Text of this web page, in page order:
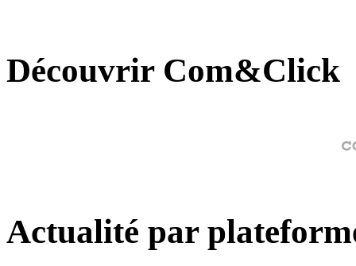
Découvrir Com&Click
Actualité par